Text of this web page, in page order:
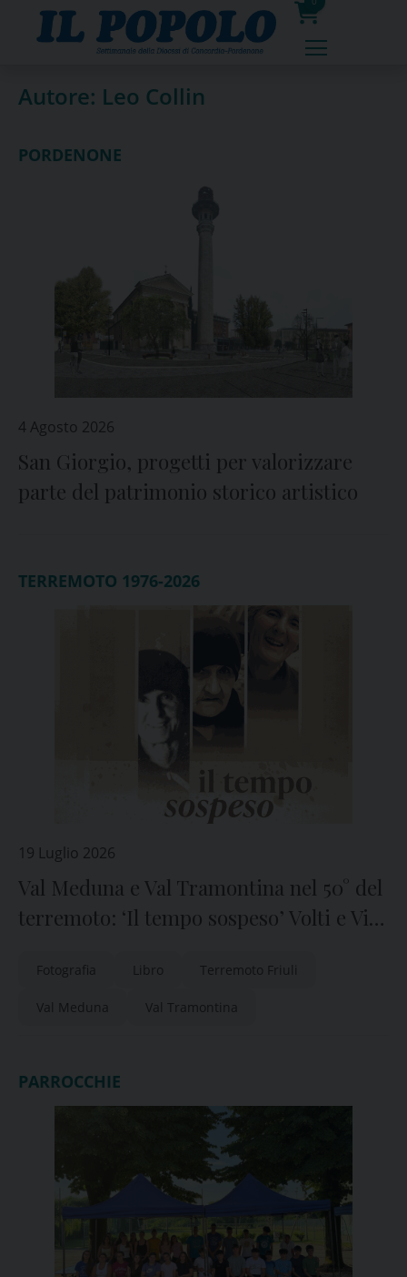
0
prodotti
Autore: Leo Collin
PORDENONE
4 Agosto 2026
San Giorgio, progetti per valorizzare
parte del patrimonio storico artistico
TERREMOTO 1976-2026
19 Luglio 2026
Val Meduna e Val Tramontina nel 50° del
terremoto: ‘Il tempo sospeso’ Volti e Vita
Fotografia Libro Terremoto Friuli
Val Meduna Val Tramontina
PARROCCHIE